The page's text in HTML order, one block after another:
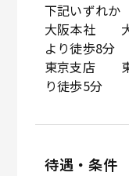
下記いずれか
大阪本社
より徒歩8分
東京支店
り徒歩5分
待遇・条件